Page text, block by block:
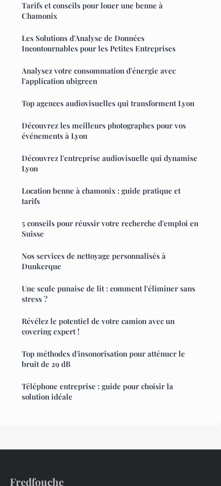
Tarifs et conseils pour louer une benne à
Chamonix
Les Solutions d'Analyse de Données
Incontournables pour les Petites Entreprises
Analysez votre consommation d'énergie avec
l'application ubigreen
Top agences audiovisuelles qui transforment Lyon
Découvrez les meilleurs photographes pour vos
événements à Lyon
Découvrez l'entreprise audiovisuelle qui dynamise
Lyon
Location benne à chamonix : guide pratique et
tarifs
5 conseils pour réussir votre recherche d'emploi en
Suisse
Nos services de nettoyage personnalisés à
Dunkerque
Une seule punaise de lit : comment l'éliminer sans
stress ?
Révélez le potentiel de votre camion avec un
covering expert !
Top méthodes d'insonorisation pour atténuer le
bruit de 29 dB
Téléphone entreprise : guide pour choisir la
solution idéale
Fredfouche